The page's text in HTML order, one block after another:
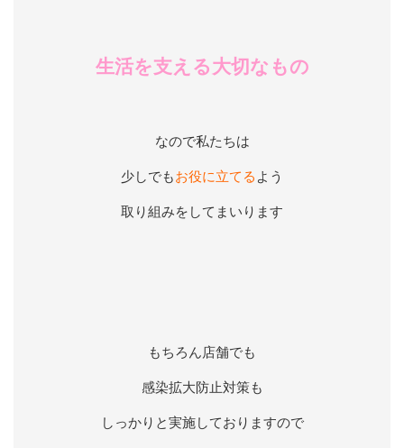
生活を支える大切なもの
なので私たちは
少しでもお役に立てる よう
取り組みをしてまいります
もちろん店舗でも
感染拡大防止対策も
しっかりと実施しておりますので